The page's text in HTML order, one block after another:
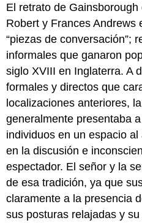
El retrato de
Robert y Frances Andrews
“piezas de conversación”;
informales que ganaron
siglo XVIII en Inglaterra. A
formales y directos que
localizaciones anteriores,
generalmente presentaba
individuos en un espacio
en la discusión e
espectador. El señor y la
de esa tradición, ya que
claramente a la presencia
sus posturas relajadas y